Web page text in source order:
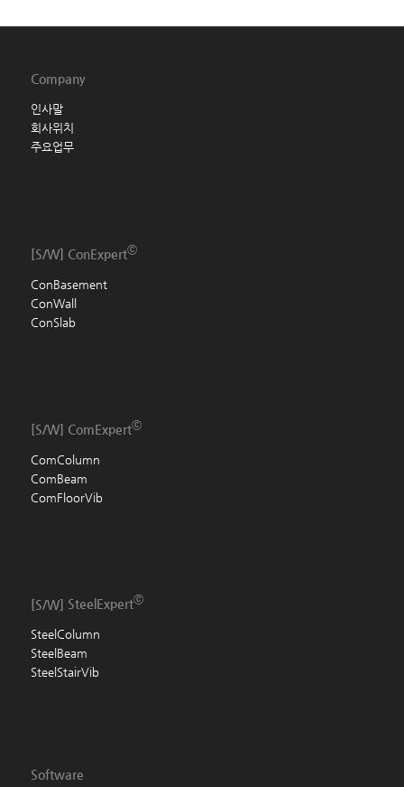
Company
인사말
회사위치
주요업무
[S/W] ConExpertⓒ
ConBasement
ConWall
ConSlab
[S/W] ComExpertⓒ
ComColumn
ComBeam
ComFloorVib
[S/W] SteelExpertⓒ
SteelColumn
SteelBeam
SteelStairVib
Software